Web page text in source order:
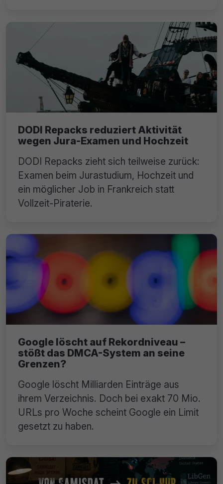
DODI Repacks reduziert Aktivität
wegen Jura-Examen und Hochzeit
DODI Repacks zieht sich teilweise zurück:
Examen beim Jurastudium, Hochzeit und
ein möglicher Job in Frankreich statt
Vollzeit-Piraterie.
Google löscht auf Rekordniveau –
stößt das DMCA-System an seine
Grenzen?
Google löscht Milliarden Einträge aus
ihrem Verzeichnis. Doch bei exakt 70 Mio.
URLs pro Woche scheint Google ein Limit
gesetzt zu haben.